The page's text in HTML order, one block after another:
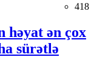
418
həyat ən çox
sürətlə